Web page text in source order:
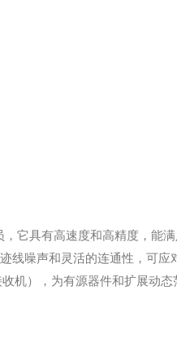
它具有高速度和高精度，能
线噪声和灵活的连通性，可应
机），为有源器件和扩展动